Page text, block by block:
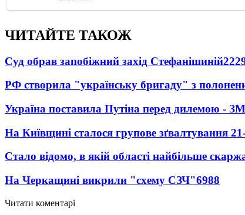
ЧИТАЙТЕ ТАКОЖ
Суд обрав запобіжний захід Стефанішиній
РФ створила "українську бригаду" з
Україна поставила Путіна перед дилемою -
На Київщині сталося групове зґвалтування
Стало відомо, в якій області найбільше
На Черкащині викрили "схему СЗЧ"6988
Читати коментарі